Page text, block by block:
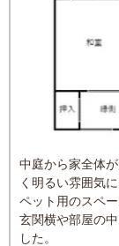
中庭から家全体
く明るい雰囲気に
ペット用のスペ
玄関横や部屋の
した。